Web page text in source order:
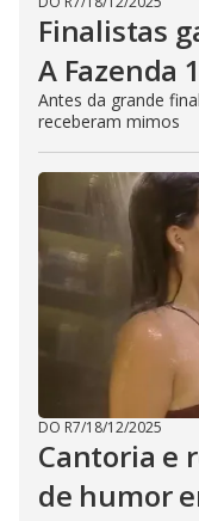
Finalistas
A Fazenda
Antes da grande
receberam mimos
DO R7/18/12/2025
Cantoria e
de humor